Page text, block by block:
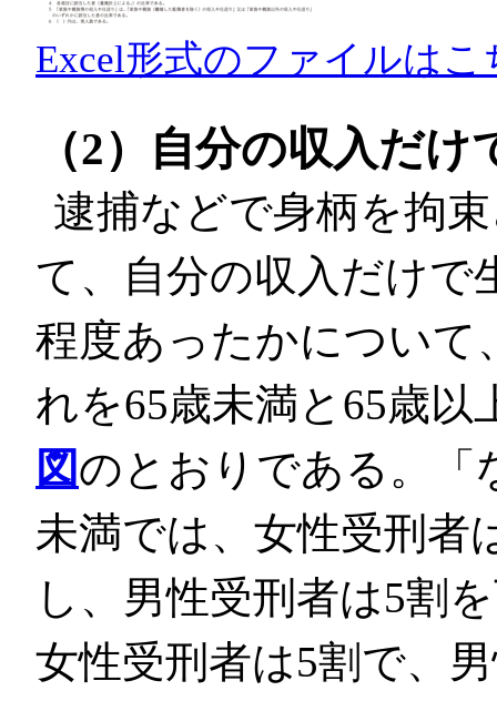
Excel形式のファイルはこ
（2）自分の収入だ
逮捕などで身柄を拘
て、自分の収入だけで
程度あったかについて
れを65歳未満と65歳
図のとおりである。「
未満では、女性受刑者
し、男性受刑者は5割
女性受刑者は5割で、